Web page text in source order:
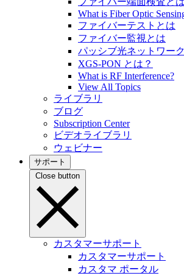
What is Fiber Optic
ファイバーテストとは
ファイバー監視とは
パッシブ光ネットワー
XGS-PON とは？
What is RF Interference?
View All Topics
ライブラリ
ブログ
Subscription Center
ビデオライブラリ
ウェビナー
サポート
Close button
カスタマーサポート
カスタマーサポート
カスタマ ポータル